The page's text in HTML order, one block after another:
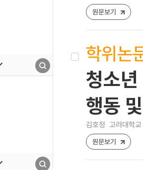
원문보기
학위논
청소
행동
김호정 고려대학
원문보기